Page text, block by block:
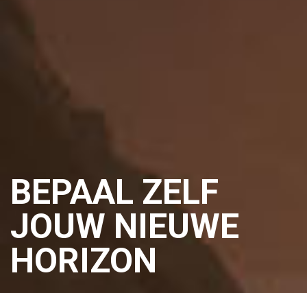
BEPAAL ZELF
JOUW NIEUWE
HORIZON